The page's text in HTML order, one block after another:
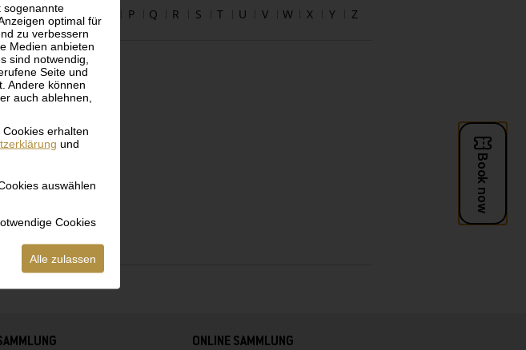
sogenannte
optimal für
zu verbessern
Medien anbieten
sind notwendig,
Seite und
Andere können
auch ablehnen,
erhalten
und
auswählen
Cookies
Alle zulassen
K L M N P Q R S T U V W X Y Z
ONLINE SAMMLUNG